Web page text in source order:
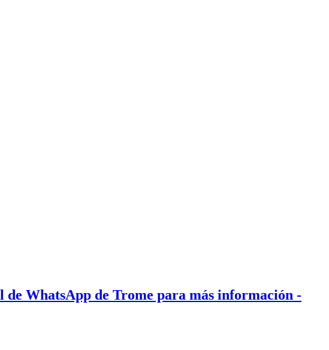
de WhatsApp de Trome para más información -